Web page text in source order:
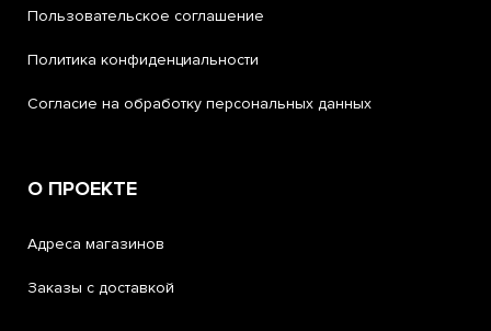
Пользовательское соглашение
Политика конфиденциальности
Согласие на обработку персональных данных
О ПРОЕКТЕ
Адреса магазинов
Заказы с доставкой